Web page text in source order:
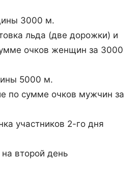
3000 м.
льда (две дорожки) и
очков женщин за 3000
5000 м.
по сумме очков мужчин за
участников 2-го дня
второй день